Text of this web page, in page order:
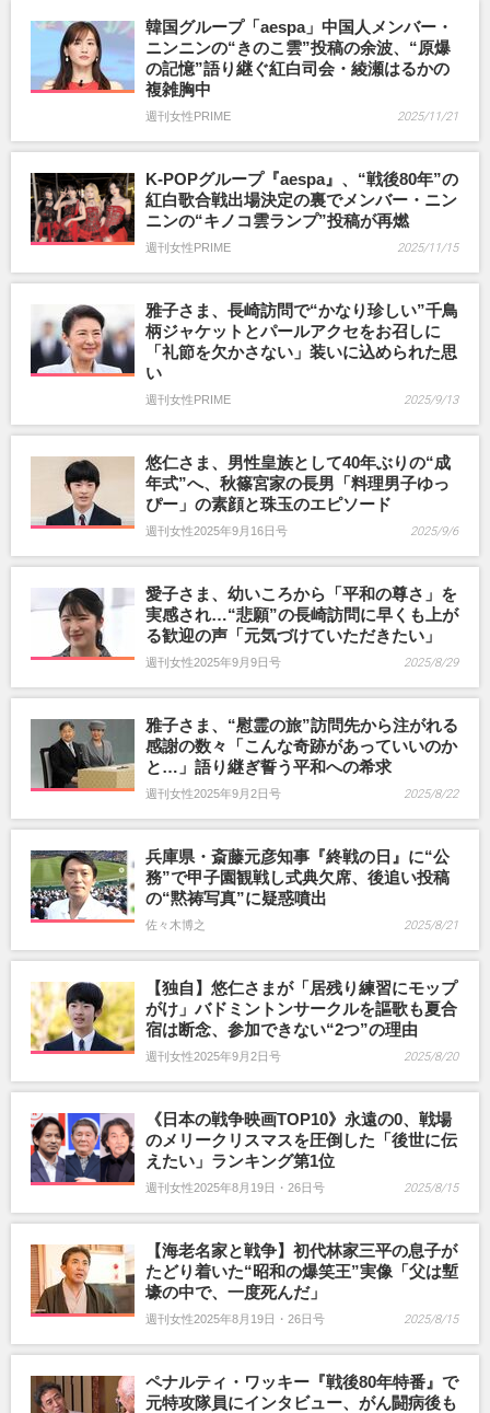
韓国グループ「aespa」中国人メンバー・
ニンニンの“きのこ雲”投稿の余波、“原爆
の記憶”語り継ぐ紅白司会・綾瀬はるかの
複雑胸中
週刊女性PRIME 2025/11/21
K-POPグループ『aespa』、“戦後80年”の
紅白歌合戦出場決定の裏でメンバー・ニン
ニンの“キノコ雲ランプ”投稿が再燃
週刊女性PRIME 2025/11/15
雅子さま、長崎訪問で“かなり珍しい”千鳥
柄ジャケットとパールアクセをお召しに
「礼節を欠かさない」装いに込められた思
い
週刊女性PRIME 2025/9/13
悠仁さま、男性皇族として40年ぶりの“成
年式”へ、秋篠宮家の長男「料理男子ゆっ
ぴー」の素顔と珠玉のエピソード
週刊女性2025年9月16日号 2025/9/6
愛子さま、幼いころから「平和の尊さ」を
実感され…“悲願”の長崎訪問に早くも上が
る歓迎の声「元気づけていただきたい」
週刊女性2025年9月9日号 2025/8/29
雅子さま、“慰霊の旅”訪問先から注がれる
感謝の数々「こんな奇跡があっていいのか
と…」語り継ぎ誓う平和への希求
週刊女性2025年9月2日号 2025/8/22
兵庫県・斎藤元彦知事『終戦の日』に“公
務”で甲子園観戦し式典欠席、後追い投稿
の“黙祷写真”に疑惑噴出
佐々木博之 2025/8/21
【独自】悠仁さまが「居残り練習にモップ
がけ」バドミントンサークルを謳歌も夏合
宿は断念、参加できない“2つ”の理由
週刊女性2025年9月2日号 2025/8/20
《日本の戦争映画TOP10》永遠の0、戦場
のメリークリスマスを圧倒した「後世に伝
えたい」ランキング第1位
週刊女性2025年8月19日・26日号 2025/8/15
【海老名家と戦争】初代林家三平の息子が
たどり着いた“昭和の爆笑王”実像「父は塹
壕の中で、一度死んだ」
週刊女性2025年8月19日・26日号 2025/8/15
ペナルティ・ワッキー『戦後80年特番』で
元特攻隊員にインタビュー、がん闘病後も